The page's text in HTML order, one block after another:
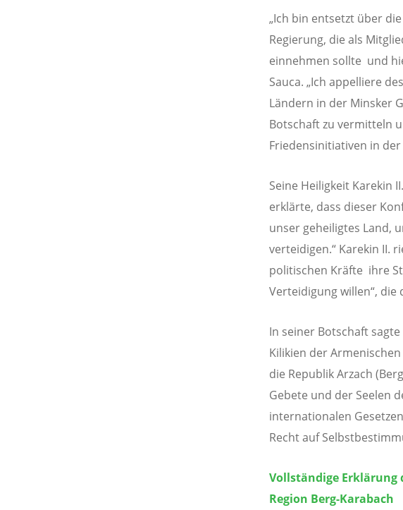
„Ich bin entsetzt über
Regierung, die als
einnehmen sollte und
Sauca. „Ich appelliere
Ländern in der Minsker
Botschaft zu vermitteln
Friedensinitiativen in
Seine Heiligkeit Karekin
erklärte, dass dieser
unser geheiligtes Land,
verteidigen.“ Karekin II.
politischen Kräfte ihre
Verteidigung willen“,
In seiner Botschaft
Kilikien der
die Republik Arzach
Gebete und der Seelen
internationalen
Recht auf
Vollständige Erklärung
Region Berg-Karabach